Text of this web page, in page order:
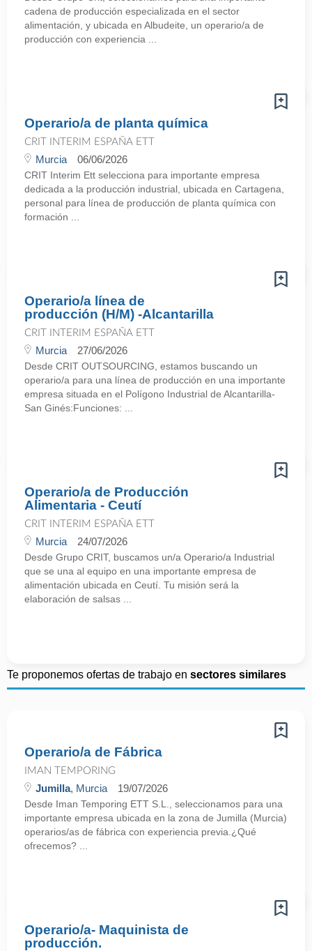
cadena de producción especializada en el sector
alimentación, y ubicada en Albudeite, un operario/a de
producción con experiencia ...
Operario/a de planta química
CRIT INTERIM ESPAÑA ETT
Murcia 06/06/2026
CRIT Interim Ett selecciona para importante empresa
dedicada a la producción industrial, ubicada en Cartagena,
personal para línea de producción de planta química con
formación ...
Operario/a línea de
producción (H/M) -Alcantarilla
CRIT INTERIM ESPAÑA ETT
Murcia 27/06/2026
Desde CRIT OUTSOURCING, estamos buscando un
operario/a para una línea de producción en una importante
empresa situada en el Polígono Industrial de Alcantarilla-
San Ginés:Funciones: ...
Operario/a de Producción
Alimentaria - Ceutí
CRIT INTERIM ESPAÑA ETT
Murcia 24/07/2026
Desde Grupo CRIT, buscamos un/a Operario/a Industrial
que se una al equipo en una importante empresa de
alimentación ubicada en Ceutí. Tu misión será la
elaboración de salsas ...
Te proponemos ofertas de trabajo en sectores similares
Operario/a de Fábrica
IMAN TEMPORING
Jumilla, Murcia 19/07/2026
Desde Iman Temporing ETT S.L., seleccionamos para una
importante empresa ubicada en la zona de Jumilla (Murcia)
operarios/as de fábrica con experiencia previa.¿Qué
ofrecemos? ...
Operario/a- Maquinista de
producción.